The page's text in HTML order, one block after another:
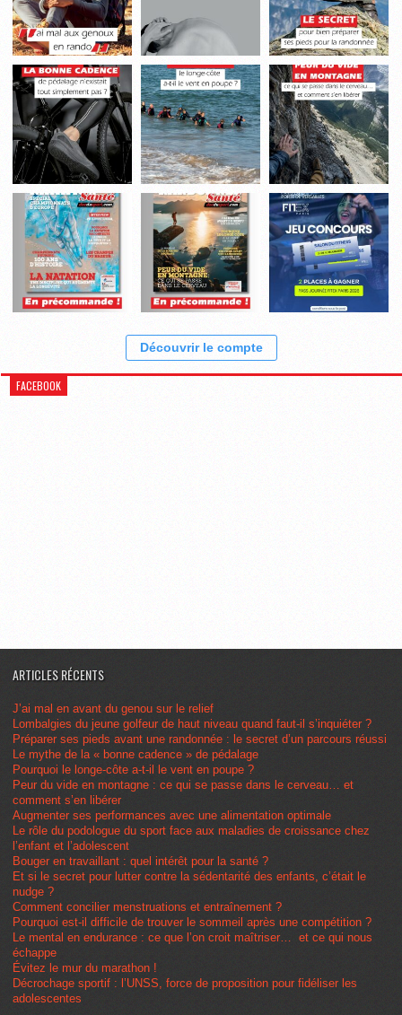
Découvrir le compte
FACEBOOK
ARTICLES RÉCENTS
J’ai mal en avant du genou sur le relief
Lombalgies du jeune golfeur de haut niveau quand faut-il s’inquiéter ?
Préparer ses pieds avant une randonnée : le secret d’un parcours réussi
Le mythe de la « bonne cadence » de pédalage
Pourquoi le longe-côte a-t-il le vent en poupe ?
Peur du vide en montagne : ce qui se passe dans le cerveau… et
comment s’en libérer
Augmenter ses performances avec une alimentation optimale
Le rôle du podologue du sport face aux maladies de croissance chez
l’enfant et l’adolescent
Bouger en travaillant : quel intérêt pour la santé ?
Et si le secret pour lutter contre la sédentarité des enfants, c’était le
nudge ?
Comment concilier menstruations et entraînement ?
Pourquoi est-il difficile de trouver le sommeil après une compétition ?
Le mental en endurance : ce que l’on croit maîtriser… et ce qui nous
échappe
Évitez le mur du marathon !
Décrochage sportif : l’UNSS, force de proposition pour fidéliser les
adolescentes